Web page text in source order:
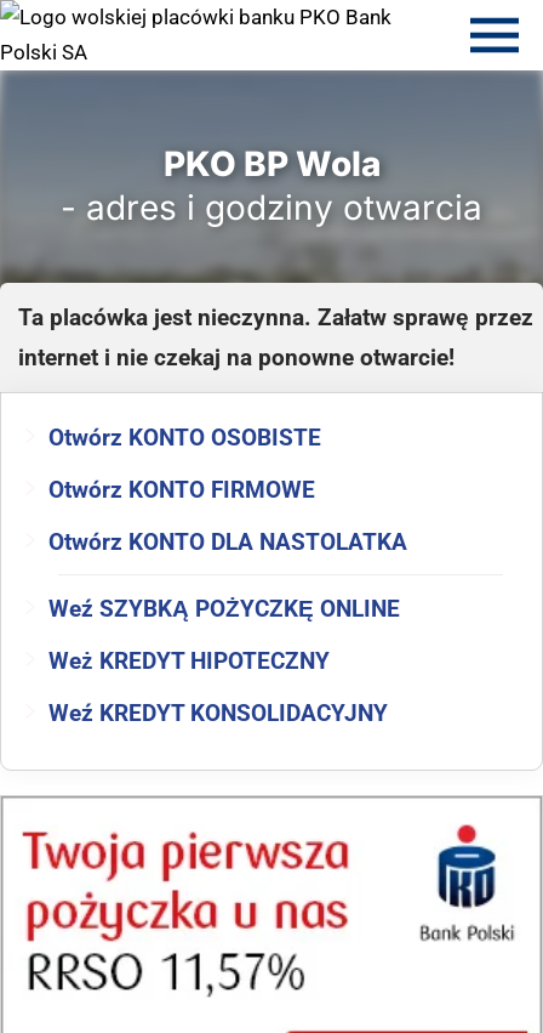
PKO BP Wola
- adres i godziny otwarcia
Ta placówka jest nieczynna. Załatw sprawę przez
internet i nie czekaj na ponowne otwarcie!
Otwórz KONTO OSOBISTE
Otwórz KONTO FIRMOWE
Otwórz KONTO DLA NASTOLATKA
Weź SZYBKĄ POŻYCZKĘ ONLINE
Weż KREDYT HIPOTECZNY
Weź KREDYT KONSOLIDACYJNY